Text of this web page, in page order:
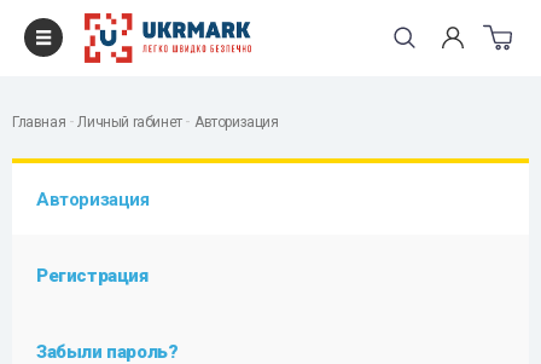
Главная Личный rабинет Авторизация
Авторизация
Регистрация
Забыли пароль?